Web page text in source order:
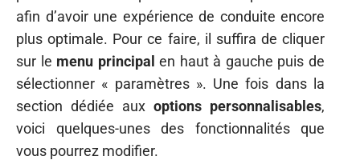
afin d’avoir une expérience de conduite encore
plus optimale. Pour ce faire, il suffira de cliquer
sur le menu principal en haut à gauche puis de
sélectionner « paramètres ». Une fois dans la
section dédiée aux options personnalisables,
voici quelques-unes des fonctionnalités que
vous pourrez modifier.